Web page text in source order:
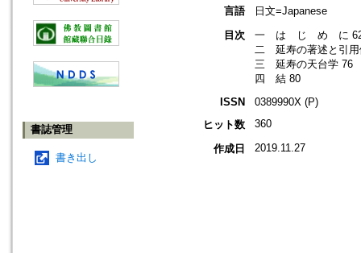
書誌管理
書き出し
言語
日文=Japanese
目次
一 は じ め に
二 延寿の著述と引用
三 延寿の天台学 76
四 結 80
ISSN
0389990X (P)
ヒット数
360
作成日 2019.11.27